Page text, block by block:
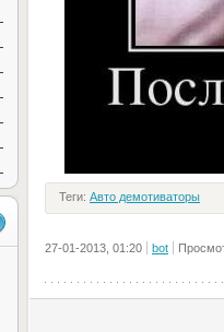
Теги: Авто демотиваторы
27-01-2013, 01:20 bot